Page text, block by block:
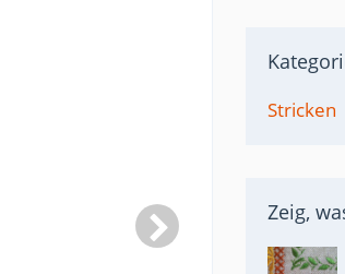
Stricken
Zeig,